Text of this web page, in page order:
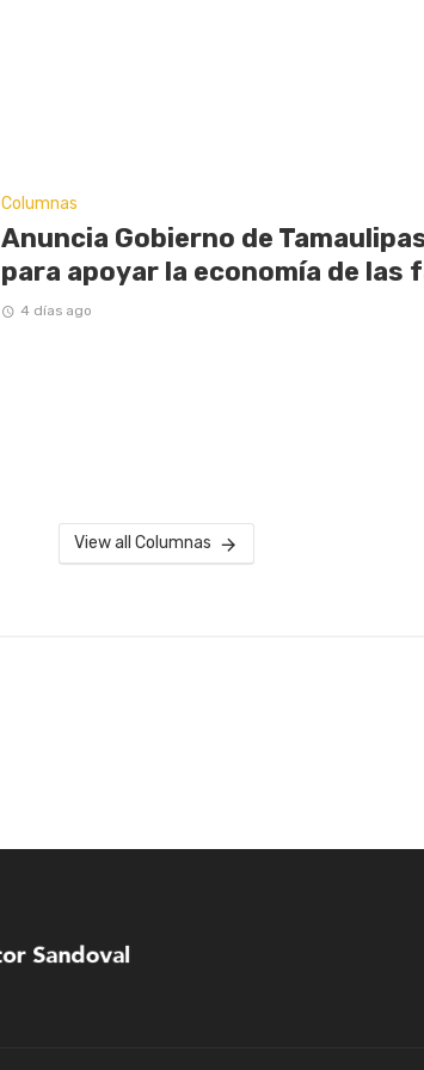
Columnas
Anuncia Gobierno de
para apoyar la economía de las
4 días ago
View all Columnas